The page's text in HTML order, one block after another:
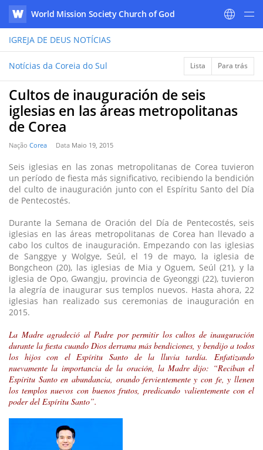
WATV
World Mission Society Church of God
IGREJA DE DEUS NOTÍCIAS
Notícias da Coreia do Sul Lista Para trás
Cultos de inauguración de seis
iglesias en las áreas metropolitanas
de Corea
Nação Corea Data Maio 19, 2015
Seis iglesias en las zonas metropolitanas de Corea tuvieron
un período de fiesta más significativo, recibiendo la bendición
del culto de inauguración junto con el Espíritu Santo del Día
de Pentecostés.
Durante la Semana de Oración del Día de Pentecostés, seis
iglesias en las áreas metropolitanas de Corea han llevado a
cabo los cultos de inauguración. Empezando con las iglesias
de Sanggye y Wolgye, Seúl, el 19 de mayo, la iglesia de
Bongcheon (20), las iglesias de Mia y Oguem, Seúl (21), y la
iglesia de Opo, Gwangju, provincia de Gyeonggi (22), tuvieron
la alegría de inaugurar sus templos nuevos. Hasta ahora, 22
iglesias han realizado sus ceremonias de inauguración en
2015.
La Madre agradeció al Padre por permitir los cultos de inauguración
durante la fiesta cuando Dios derrama más bendiciones, y bendijo a todos
los hijos con el Espíritu Santo de la lluvia tardía. Enfatizando
nuevamente la importancia de la oración, la Madre dijo: “Reciban el
Espíritu Santo en abundancia, orando fervientemente y con fe, y llenen
los templos nuevos con buenos frutos, predicando valientemente con el
poder del Espíritu Santo”.